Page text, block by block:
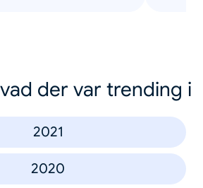
der var trending i
2021
2020